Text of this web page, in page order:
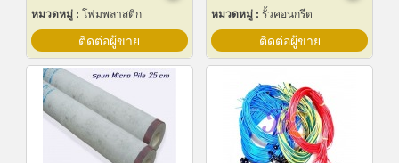
หมวดหมู่ : โฟมพลาสติก
ติดต่อผู้ขาย
หมวดหมู่ : รั้วคอนกรีต
ติดต่อผู้ขาย